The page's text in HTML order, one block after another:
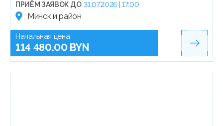
ПРИЁМ ЗАЯВОК ДО 31.07.2026 | 17:00
Минск и район
Начальная цена:
114 480.00 BYN